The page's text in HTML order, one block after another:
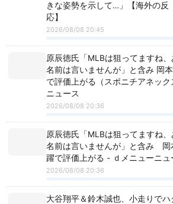
きな姿勢を示して…」【海外の反
応】
2026/08/08 20:45
原辰徳氏「MLBは狙ってますね
名前は言いませんが」と含み 岡
で評価上がる（スポニチアネッ
ニュース
2026/08/08 20:36
原辰徳氏「MLBは狙ってますね
名前は言いませんが」と含み 岡
躍で評価上がる - ｄメニューニュ
2026/08/08 20:36
大谷翔平＆鈴木誠也、小走りで